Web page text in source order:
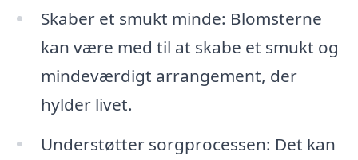
Skaber et smukt minde: Blomsterne
kan være med til at skabe et smukt og
mindeværdigt arrangement, der
hylder livet.
Understøtter sorgprocessen: Det kan